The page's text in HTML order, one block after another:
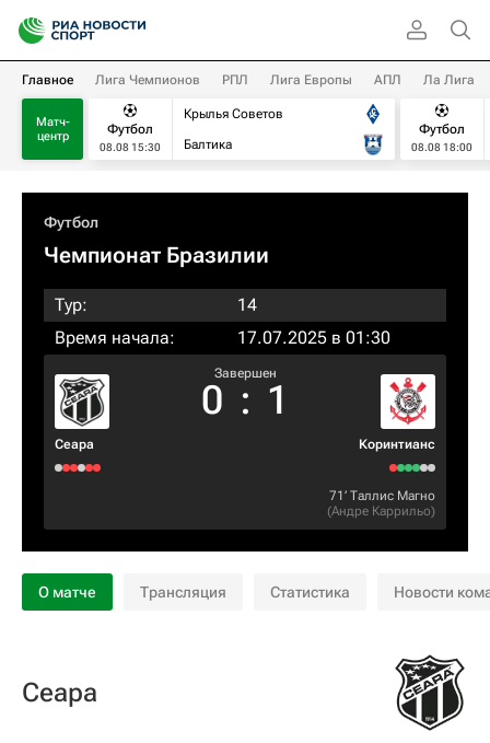
Главное Лига Чемпионов РПЛ Лига Европы АПЛ Ла Лига
Матч-
центр
Футбол
08.08 15:30
Крылья Советов
Балтика
Футбол
08.08 18:00
Футбол
Чемпионат Бразилии
Тур:
14
Время начала:
17.07.2025 в 01:30
Сеара
Завершен
0 : 1
Коринтианс
71‎’‎ Таллис Магно
(Андре Каррильо)
О матче Трансляция Статистика Новости
Сеара